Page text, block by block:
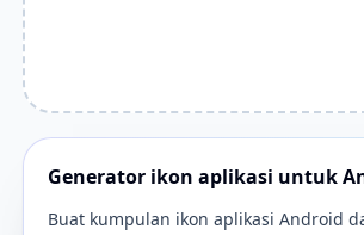
Generator ikon aplikasi untuk
Buat kumpulan ikon aplikasi Android